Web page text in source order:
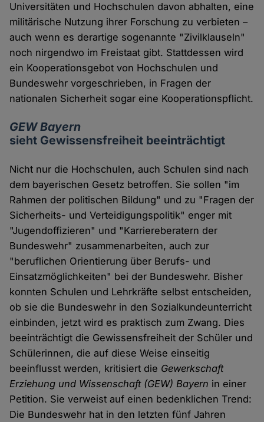
Universitäten und Hochschulen davon abhalten, eine
militärische Nutzung ihrer Forschung zu verbieten –
auch wenn es derartige sogenannte "Zivilklauseln"
noch nirgendwo im Freistaat gibt. Stattdessen wird
ein Kooperationsgebot von Hochschulen und
Bundeswehr vorgeschrieben, in Fragen der
nationalen Sicherheit sogar eine Kooperationspflicht.
GEW Bayern
sieht Gewissensfreiheit beeinträchtigt
Nicht nur die Hochschulen, auch Schulen sind nach
dem bayerischen Gesetz betroffen. Sie sollen "im
Rahmen der politischen Bildung" und zu "Fragen der
Sicherheits- und Verteidigungspolitik" enger mit
"Jugendoffizieren" und "Karriereberatern der
Bundeswehr" zusammenarbeiten, auch zur
"beruflichen Orientierung über Berufs- und
Einsatzmöglichkeiten" bei der Bundeswehr. Bisher
konnten Schulen und Lehrkräfte selbst entscheiden,
ob sie die Bundeswehr in den Sozialkundeunterricht
einbinden, jetzt wird es praktisch zum Zwang. Dies
beeinträchtigt die Gewissensfreiheit der Schüler und
Schülerinnen, die auf diese Weise einseitig
beeinflusst werden, kritisiert die Gewerkschaft
Erziehung und Wissenschaft (GEW) Bayern in einer
Petition. Sie verweist auf einen bedenklichen Trend:
Die Bundeswehr hat in den letzten fünf Jahren